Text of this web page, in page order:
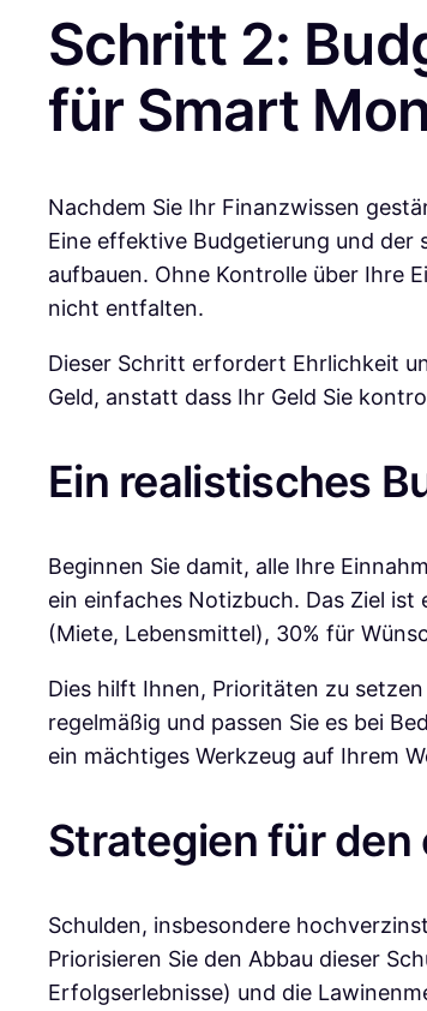
Schritt 2:
für Smart
Nachdem Sie Ihr Finanzwissen
Eine effektive Budgetierung und
aufbauen. Ohne Kontrolle über Ihre
nicht entfalten.
Dieser Schritt erfordert Ehrlichkeit
Geld, anstatt dass Ihr Geld Sie
Ein realistisches
Beginnen Sie damit, alle Ihre
ein einfaches Notizbuch. Das Ziel
(Miete, Lebensmittel), 30% für
Dies hilft Ihnen, Prioritäten zu
regelmäßig und passen Sie es bei
ein mächtiges Werkzeug auf Ihrem
Strategien für
Schulden, insbesondere
Priorisieren Sie den Abbau dieser
Erfolgserlebnisse) und die